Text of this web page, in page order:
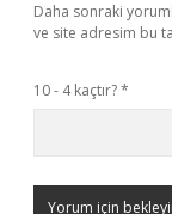
Daha sonraki
ve site adresim bu
10 - 4 kaçtır?*